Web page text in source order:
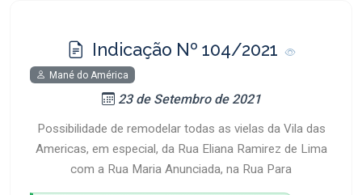
Indicação Nº 104/2021
Mané do América
23 de Setembro de 2021
Possibilidade de remodelar todas as vielas da Vila das
Americas, em especial, da Rua Eliana Ramirez de Lima
com a Rua Maria Anunciada, na Rua Para